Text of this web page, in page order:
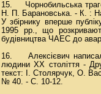
15. Чорнобильська
Н. П. Барановська. - К. :
У збірнику вперше
1995 pp., що
будівництва ЧАЕС до
16. Алексієвич
людини XX століття -
текст: І. Столярчук, О.
№ 40. - С. 10-12.